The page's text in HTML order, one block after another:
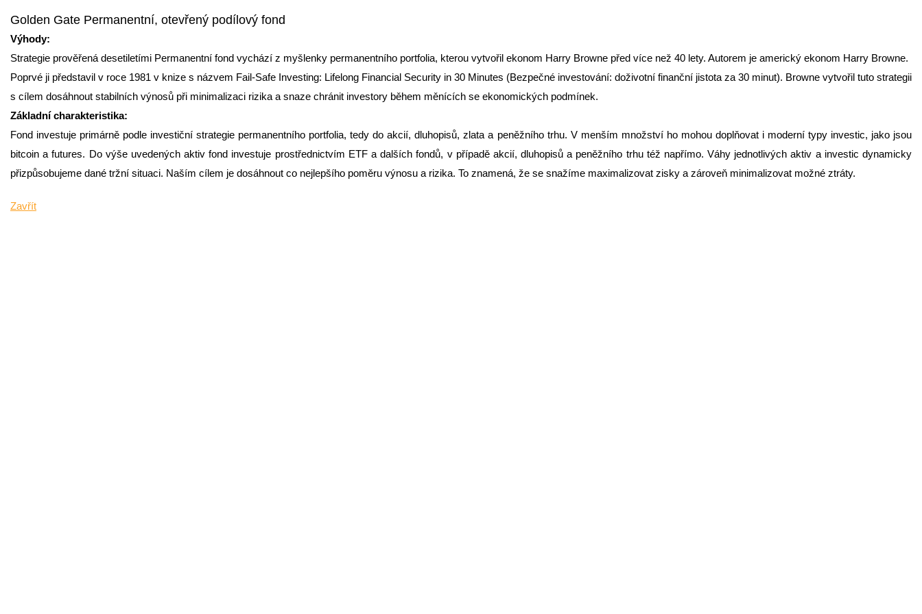
Golden Gate Permanentní, otevřený podílový fond
Výhody:
Strategie prověřená desetiletími Permanentní fond vychází z myšlenky permanentního portfolia, kterou vytvořil ekonom Harry Browne před více než 40 lety. Autorem je americký ekonom Harry Browne.
Poprvé ji představil v roce 1981 v knize s názvem Fail-Safe Investing: Lifelong Financial Security in 30 Minutes (Bezpečné investování: doživotní finanční jistota za 30 minut). Browne vytvořil tuto strategii
s cílem dosáhnout stabilních výnosů při minimalizaci rizika a snaze chránit investory během měnících se ekonomických podmínek.
Základní charakteristika:
Fond investuje primárně podle investiční strategie permanentního portfolia, tedy do akcií, dluhopisů, zlata a peněžního trhu. V menším množství ho mohou doplňovat i moderní typy investic, jako jsou
bitcoin a futures. Do výše uvedených aktiv fond investuje prostřednictvím ETF a dalších fondů, v případě akcií, dluhopisů a peněžního trhu též napřímo. Váhy jednotlivých aktiv a investic dynamicky
přizpůsobujeme dané tržní situaci. Naším cílem je dosáhnout co nejlepšího poměru výnosu a rizika. To znamená, že se snažíme maximalizovat zisky a zároveň minimalizovat možné ztráty.
Zavřít